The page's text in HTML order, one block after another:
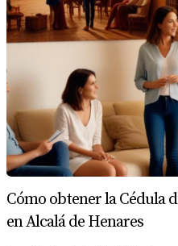
sencillos pero elegantes,
resalta la belleza del
muebles de madera clara
tratar y piedra para
Lillo En Boadilla del
elementos no solo añaden
Cómo obtener la Cédula
en Alcalá de Henares